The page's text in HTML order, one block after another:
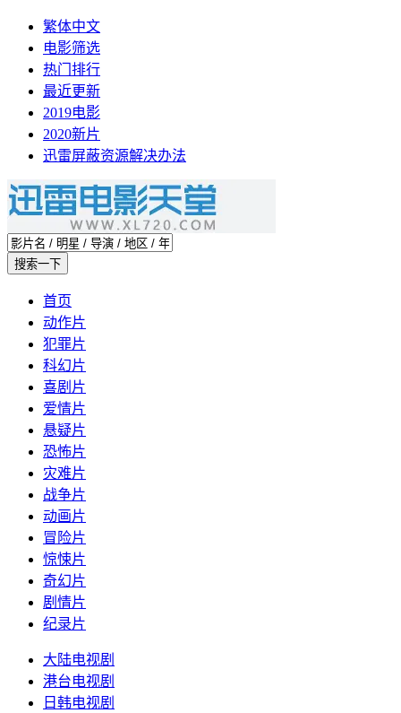
繁体中文
电影筛选
热门排行
最近更新
2019电影
2020新片
迅雷屏蔽资源解决办法
首页
动作片
犯罪片
科幻片
喜剧片
爱情片
悬疑片
恐怖片
灾难片
战争片
动画片
冒险片
惊悚片
奇幻片
剧情片
纪录片
大陆电视剧
港台电视剧
日韩电视剧